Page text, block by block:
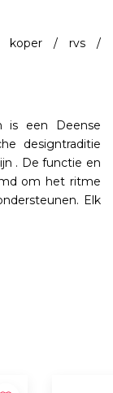
/ koper / rvs /
is een Deense
designtraditie
. De functie en
om het ritme
Elk